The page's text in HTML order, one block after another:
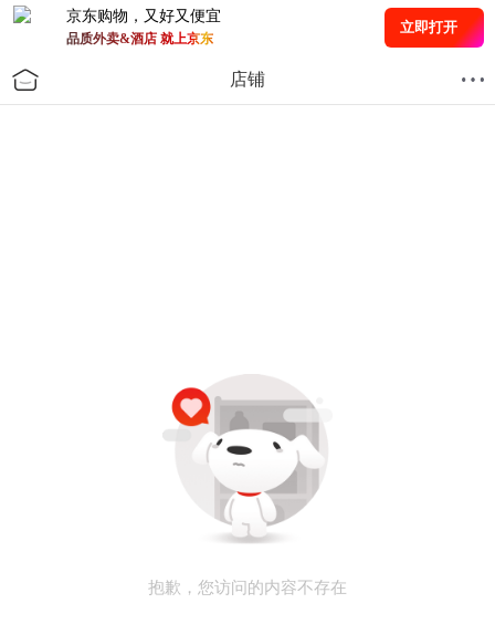
京东购物，又好又便宜
品质外卖&酒店 就上京东
立即打开
店铺
抱歉，您访问的内容不存在